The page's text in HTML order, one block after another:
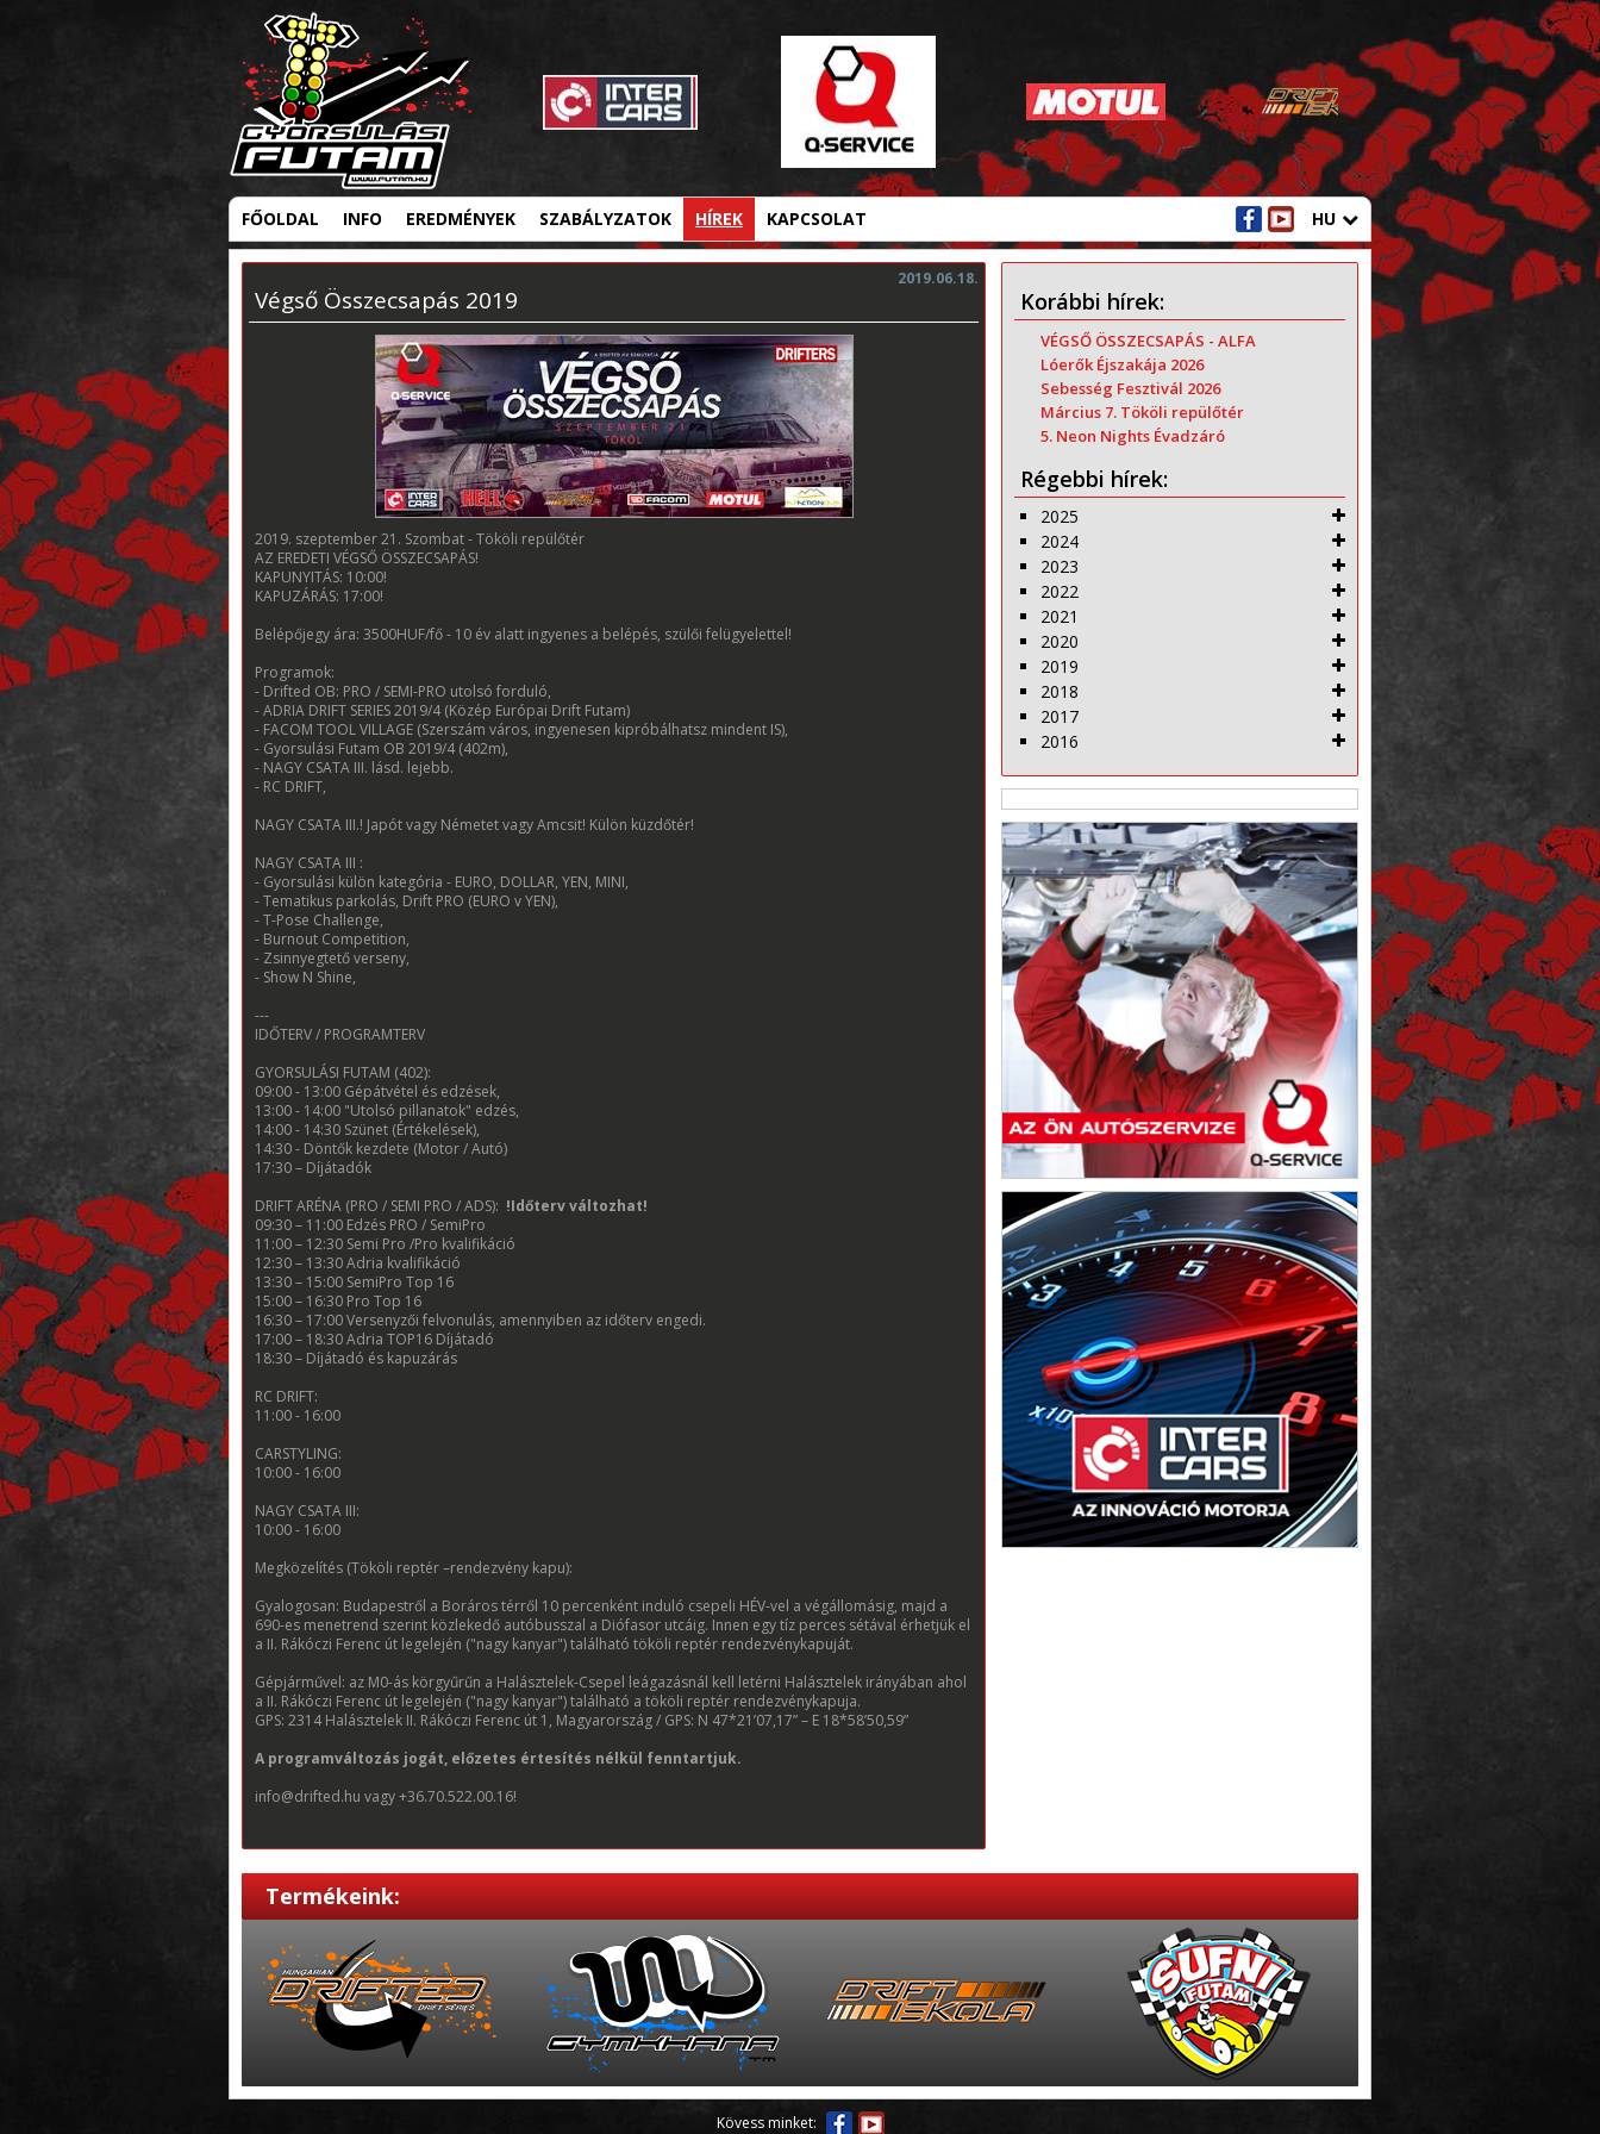
FŐOLDAL INFO EREDMÉNYEK SZABÁLYZATOK HÍREK KAPCSOLAT HU
Végső Összecsapás 2019
2019.06.18.
2019. szeptember 21. Szombat - Tököli repülőtér
AZ EREDETI VÉGSŐ ÖSSZECSAPÁS!
KAPUNYITÁS: 10:00!
KAPUZÁRÁS: 17:00!
Belépőjegy ára: 3500HUF/fő - 10 év alatt ingyenes a belépés, szülői felügyelettel!
Programok:
- Drifted OB: PRO / SEMI-PRO utolsó forduló,
- ADRIA DRIFT SERIES 2019/4 (Közép Európai Drift Futam)
- FACOM TOOL VILLAGE (Szerszám város, ingyenesen kipróbálhatsz mindent IS),
- Gyorsulási Futam OB 2019/4 (402m),
- NAGY CSATA III. lásd. lejebb.
- RC DRIFT,
NAGY CSATA III.! Japót vagy Németet vagy Amcsit! Külön küzdőtér!
NAGY CSATA III :
- Gyorsulási külön kategória - EURO, DOLLAR, YEN, MINI,
- Tematikus parkolás, Drift PRO (EURO v YEN),
- T-Pose Challenge,
- Burnout Competition,
- Zsinnyegtető verseny,
- Show N Shine,
---
IDŐTERV / PROGRAMTERV
GYORSULÁSI FUTAM (402):
09:00 - 13:00 Gépátvétel és edzések,
13:00 - 14:00 "Utolsó pillanatok" edzés,
14:00 - 14:30 Szünet (Értékelések),
14:30 - Döntők kezdete (Motor / Autó)
17:30 – Díjátadók
DRIFT ARÉNA (PRO / SEMI PRO / ADS): !Időterv változhat!
09:30 – 11:00 Edzés PRO / SemiPro
11:00 – 12:30 Semi Pro /Pro kvalifikáció
12:30 – 13:30 Adria kvalifikáció
13:30 – 15:00 SemiPro Top 16
15:00 – 16:30 Pro Top 16
16:30 – 17:00 Versenyzői felvonulás, amennyiben az időterv engedi.
17:00 – 18:30 Adria TOP16 Díjátadó
18:30 – Díjátadó és kapuzárás
RC DRIFT:
11:00 - 16:00
CARSTYLING:
10:00 - 16:00
NAGY CSATA III:
10:00 - 16:00
Megközelítés (Tököli reptér –rendezvény kapu):
Gyalogosan: Budapestről a Boráros térről 10 percenként induló csepeli HÉV-vel a végállomásig, majd a
690-es menetrend szerint közlekedő autóbusszal a Diófasor utcáig. Innen egy tíz perces sétával érhetjük el
a II. Rákóczi Ferenc út legelején ("nagy kanyar") található tököli reptér rendezvénykapuját.
Gépjárművel: az M0-ás körgyűrűn a Halásztelek-Csepel leágazásnál kell letérni Halásztelek irányában ahol
a II. Rákóczi Ferenc út legelején ("nagy kanyar") található a tököli reptér rendezvénykapuja.
GPS: 2314 Halásztelek II. Rákóczi Ferenc út 1, Magyarország / GPS: N 47*21’07,17” – E 18*58’50,59”
A programváltozás jogát, előzetes értesítés nélkül fenntartjuk.
info@drifted.hu vagy +36.70.522.00.16!
Korábbi hírek:
VÉGSŐ ÖSSZECSAPÁS - ALFA
Lóerők Éjszakája 2026
Sebesség Fesztivál 2026
Március 7. Tököli repülőtér
5. Neon Nights Évadzáró
Régebbi hírek:
2025
2024
2023
2022
2021
2020
2019
2018
2017
2016
Termékeink:
Kövess minket: